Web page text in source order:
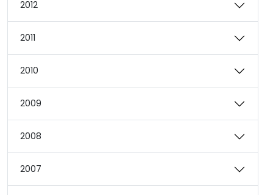
2012
2011
2010
2009
2008
2007